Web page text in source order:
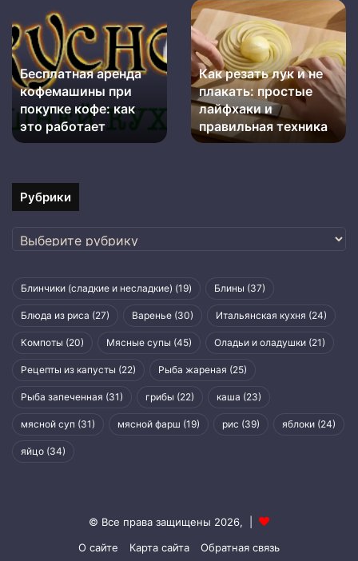
аренда
кофемашины
при
покупке
кофе:
как
это
работает
Бесплатная аренда
кофемашины при
покупке кофе: как
это работает
Как
резать
лук
и
не
плакать:
простые
лайфхаки
и
Как резать лук и не
плакать: простые
лайфхаки и
правильная техника
Рубрики
Рубрики
Блинчики (сладкие и несладкие) (19) Блины (37)
Блюда из риса (27) Варенье (30) Итальянская кухня (24)
Компоты (20) Мясные супы (45) Оладьи и оладушки (21)
Рецепты из капусты (22) Рыба жареная (25)
Рыба запеченная (31) грибы (22) каша (23)
мясной суп (31) мясной фарш (19) рис (39) яблоки (24)
яйцо (34)
© Все права защищены 2026, |
О сайте
Карта сайта Обратная связь